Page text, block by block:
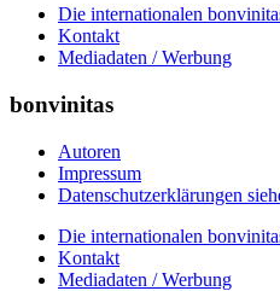
Die internationalen
Kontakt
Mediadaten / Werbung
bonvinitas
Autoren
Impressum
Datenschutzerklärungen
Die internationalen
Kontakt
Mediadaten / Werbung